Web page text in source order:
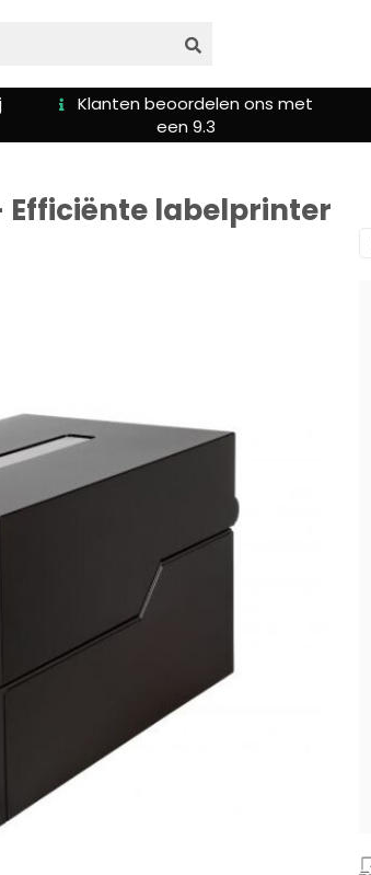
Voor 16:00u besteld is
vandaag verzonden
Efficiënte labelprinter